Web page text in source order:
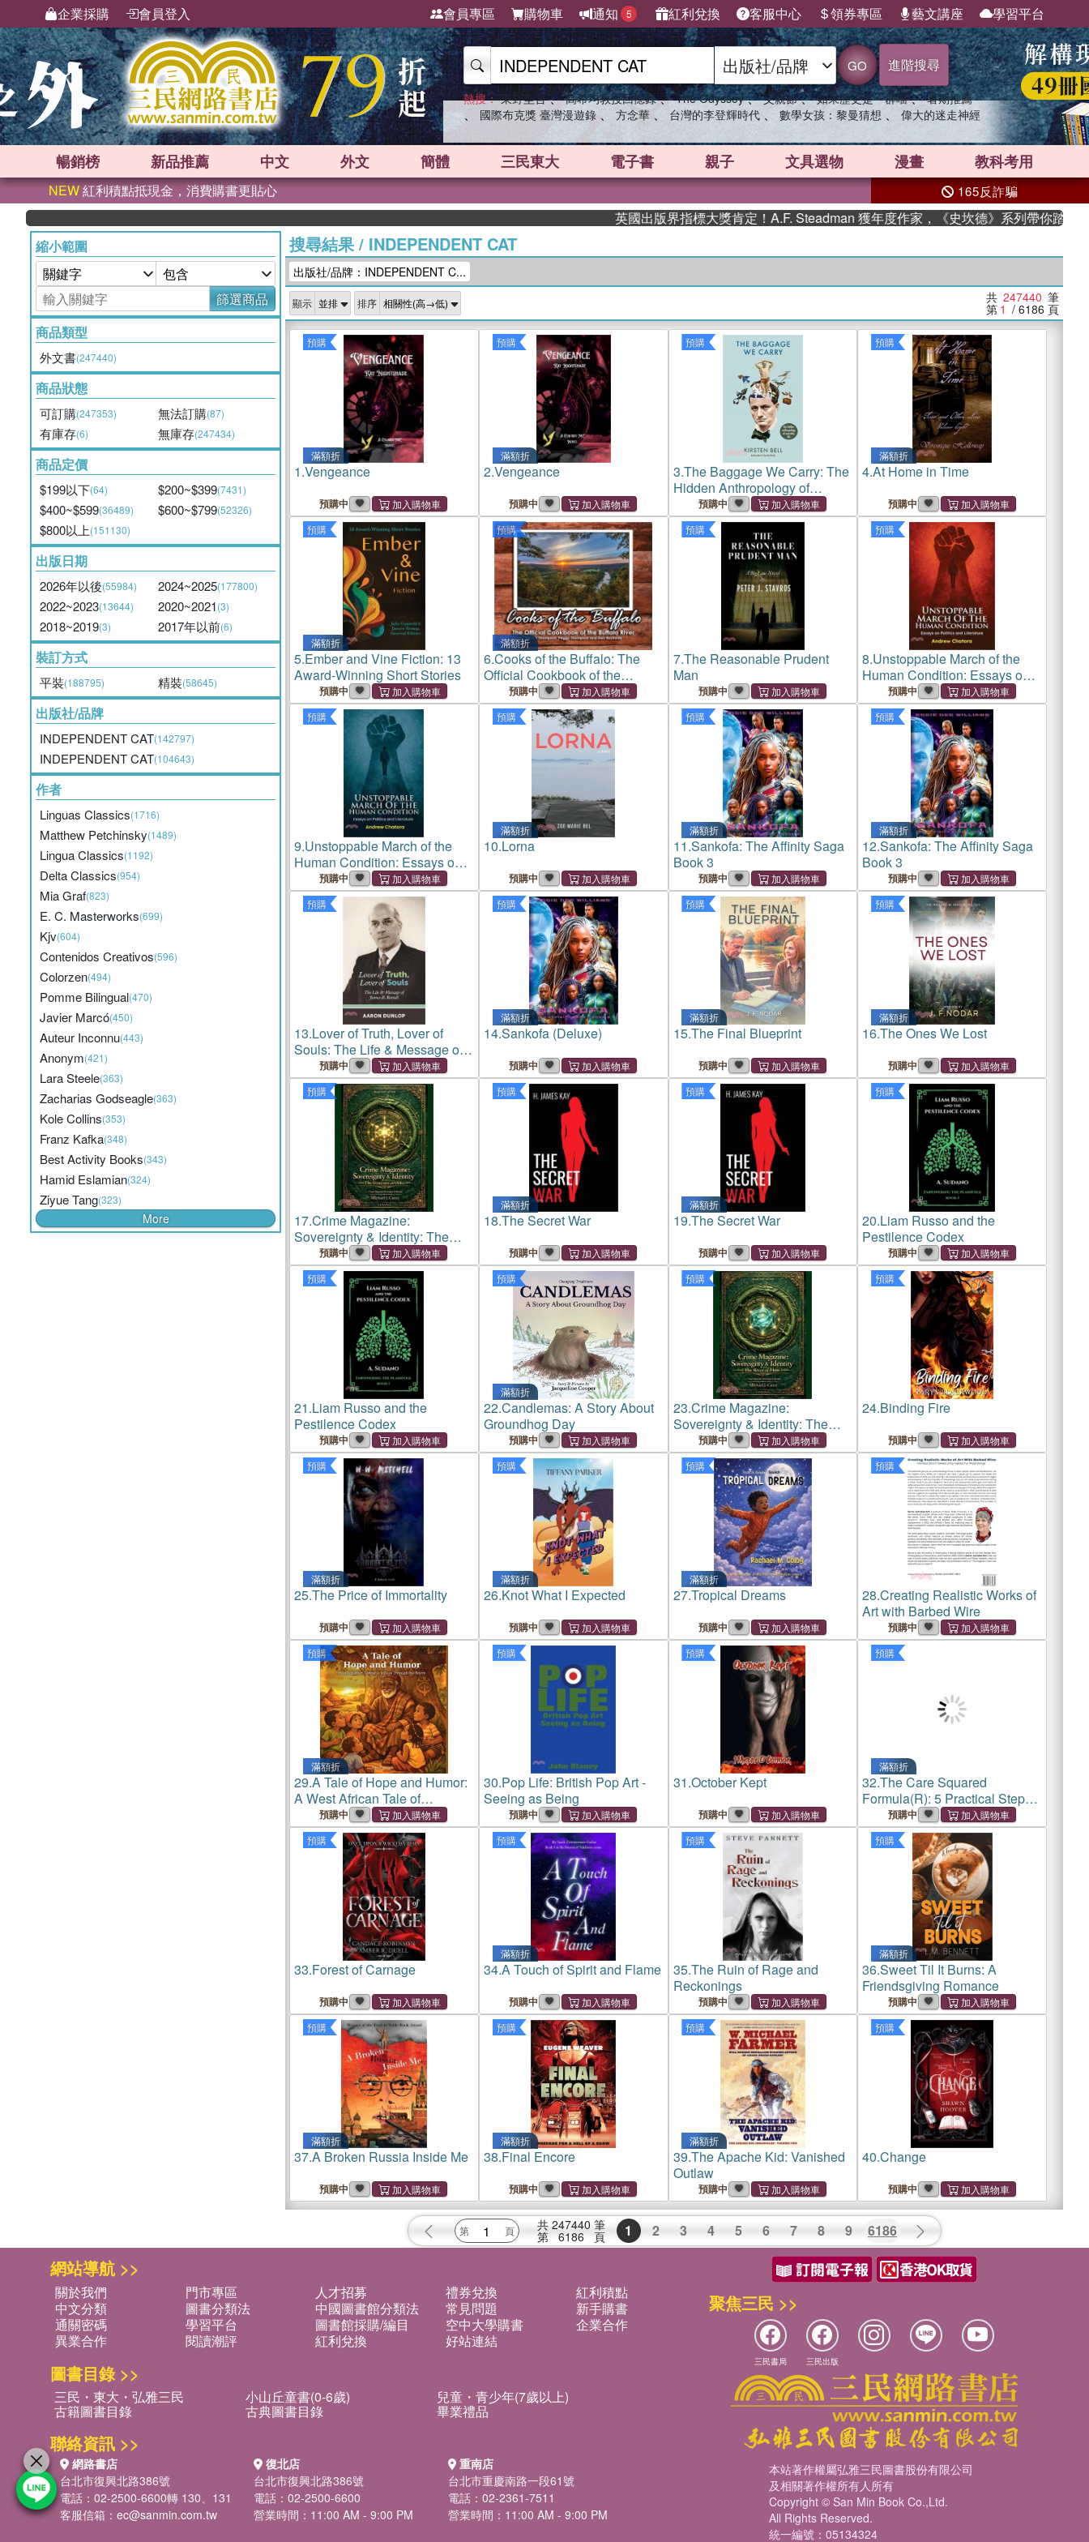
企業採購 會員登入 會員專區 購物車 通知 5 紅利兌換 客服中心 領券專區 藝文講座 學習平台
GO 進階搜尋
熱搜： 東野圭吾 、 高希均教授回憶錄 、 The Odyssey 、 父親節 、 如果歷史是一群喵 、 暑期推薦
、 國際布克獎 臺灣漫遊錄 、 方念華 、 台灣的李登輝時代 、 數學女孩：黎曼猜想 、 偉大的迷走神經
暢銷榜 新品推薦 中文 外文 簡體 三民東大 電子書 親子 文具選物 漫畫 教科考用
NEW紅利積點抵現金，消費購書更貼心 165反詐騙
英國出版界指標大獎肯定！A.F. Steadman 獲年度作家，《史坎德》系列帶你踏上熱血奇幻旅
縮小範圍
篩選商品
商品類型
外文書(247440)
商品狀態
可訂購(247353) 無法訂購(87)
有庫存(6) 無庫存(247434)
商品定價
$199以下(64) $200~$399(7431)
$400~$599(36489) $600~$799(52326)
$800以上(151130)
出版日期
2026年以後(55984) 2024~2025(177800)
2022~2023(13644) 2020~2021(3)
2018~2019(3) 2017年以前(6)
裝訂方式
平裝(188795) 精裝(58645)
出版社/品牌
INDEPENDENT CAT(142797)
INDEPENDENT CAT(104643)
作者
Linguas Classics(1716)
Matthew Petchinsky(1489)
Lingua Classics(1192)
Delta Classics(954)
Mia Graf(823)
E. C. Masterworks(699)
Kjv(604)
Contenidos Creativos(596)
Colorzen(494)
Pomme Bilingual(470)
Javier Marcó(450)
Auteur Inconnu(443)
Anonym(421)
Lara Steele(363)
Zacharias Godseagle(363)
Kole Collins(353)
Franz Kafka(348)
Best Activity Books(343)
Hamid Eslamian(324)
Ziyue Tang(323)
More
搜尋結果/ INDEPENDENT CAT
出版社/品牌：INDEPENDENT C...
顯示 排序 共 247440 筆
第 1 / 6186 頁
預購
滿額折
1.Vengeance
預購中
預購
滿額折
2.Vengeance
預購中
預購
3.The Baggage We Carry: The
Hidden Anthropology of
Everyday Life
預購中
預購
滿額折
4.At Home in Time
預購中
預購
滿額折
5.Ember and Vine Fiction: 13
Award-Winning Short Stories
預購中
預購
滿額折
6.Cooks of the Buffalo: The
Official Cookbook of the
Buffalo River
預購中
預購
7.The Reasonable Prudent
Man
預購中
預購
8.Unstoppable March of the
Human Condition: Essays on
Politics and Literature
預購中
預購
9.Unstoppable March of the
Human Condition: Essays on
Politics and Literature
預購中
預購
滿額折
10.Lorna
預購中
預購
滿額折
11.Sankofa: The Affinity Saga
Book 3
預購中
預購
滿額折
12.Sankofa: The Affinity Saga
Book 3
預購中
預購
13.Lover of Truth, Lover of
Souls: The Life & Message of
James B. Rowell
預購中
預購
滿額折
14.Sankofa (Deluxe)
預購中
預購
滿額折
15.The Final Blueprint
預購中
預購
滿額折
16.The Ones We Lost
預購中
預購
17.Crime Magazine:
Sovereignty & Identity: The
Structure of Order
預購中
預購
滿額折
18.The Secret War
預購中
預購
滿額折
19.The Secret War
預購中
預購
20.Liam Russo and the
Pestilence Codex
預購中
預購
21.Liam Russo and the
Pestilence Codex
預購中
預購
滿額折
22.Candlemas: A Story About
Groundhog Day
預購中
預購
23.Crime Magazine:
Sovereignty & Identity: The
River of Flow
預購中
預購
24.Binding Fire
預購中
預購
滿額折
25.The Price of Immortality
預購中
預購
滿額折
26.Knot What I Expected
預購中
預購
滿額折
27.Tropical Dreams
預購中
預購
28.Creating Realistic Works of
Art with Barbed Wire
預購中
預購
滿額折
29.A Tale of Hope and Humor:
A West African Tale of
Resilience and Joy
預購中
預購
30.Pop Life: British Pop Art -
Seeing as Being
預購中
預購
31.October Kept
預購中
預購
滿額折
32.The Care Squared
Formula(R): 5 Practical Steps
to Sustainable Leadership
Success...if you care enough!
預購中
預購
33.Forest of Carnage
預購中
預購
滿額折
34.A Touch of Spirit and Flame
預購中
預購
35.The Ruin of Rage and
Reckonings
預購中
預購
滿額折
36.Sweet Til It Burns: A
Friendsgiving Romance
預購中
預購
滿額折
37.A Broken Russia Inside Me
預購中
預購
滿額折
38.Final Encore
預購中
預購
滿額折
39.The Apache Kid: Vanished
Outlaw
預購中
預購
40.Change
預購中
共 247440 筆
第 6186 頁 1 2 3 4 5 6 7 8 9 6186
網站導航 >>
關於我們 門市專區 人才招募 禮券兌換
紅利積點
中文分類
圖書分類法 中國圖書館分類法 常見問題
新手購書
通關密碼
學習平台 圖書館採購/編目 空中大學購書
企業合作
異業合作
閱讀潮評 紅利兌換 好站連結
圖書目錄 >>
三民・東大・弘雅三民 小山丘童書(0-6歲) 兒童・青少年(7歲以上)
古籍圖書目錄 古典圖書目錄 畢業禮品
聯絡資訊 >>
網路書店
台北市復興北路386號
電話：02-2500-6600轉 130、131
客服信箱： ec@sanmin.com.tw
復北店
台北市復興北路386號
電話：02-2500-6600
營業時間：11:00 AM - 9:00 PM
重南店
台北市重慶南路一段61號
電話：02-2361-7511
營業時間：11:00 AM - 9:00 PM
聚焦三民 >>
三民書局 三民出版
本站著作權屬弘雅三民圖書股份有限公司
及相關著作權所有人所有
Copyright © San Min Book Co.,Ltd.
All Rights Reserved.
統一編號：05134324